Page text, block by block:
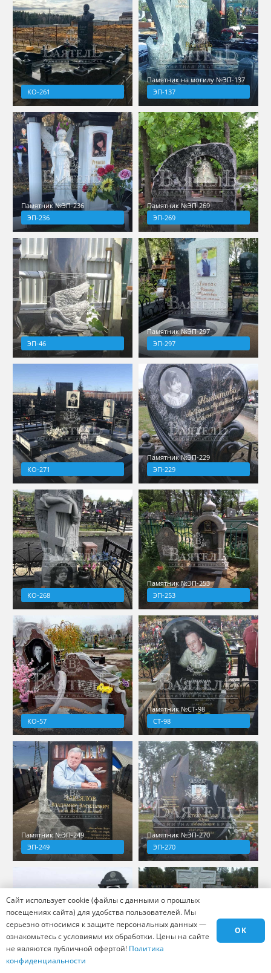
КО-261
Памятник на могилу №ЭП-137
ЭП-137
Памятник №ЭП-236
ЭП-236
Памятник №ЭП-269
ЭП-269
ЭП-46
Памятник №ЭП-297
ЭП-297
КО-271
Памятник №ЭП-229
ЭП-229
КО-268
Памятник №ЭП-253
ЭП-253
КО-57
Памятник №СТ-98
СТ-98
Памятник №ЭП-249
ЭП-249
Памятник №ЭП-270
ЭП-270
Сайт использует cookie (файлы с данными о прошлых
посещениях сайта) для удобства пользователей. Мы
серьезно относимся к защите персональных данных —
ознакомьтесь с условиями их обработки. Цены на сайте
не являются публичной офертой! Политика
конфиденциальности
OK